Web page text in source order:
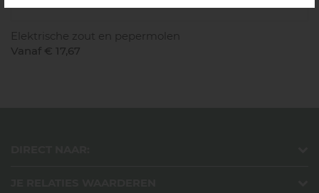
Elektrische zout en pepermolen
Vanaf € 17,67